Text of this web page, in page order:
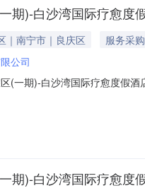
期)-白沙湾国际疗愈度
｜南宁市｜良庆区
服务采购
公司
(一期)-白沙湾国际疗愈度假
愈度假酒店项目建设用地面
期)-白沙湾国际疗愈度